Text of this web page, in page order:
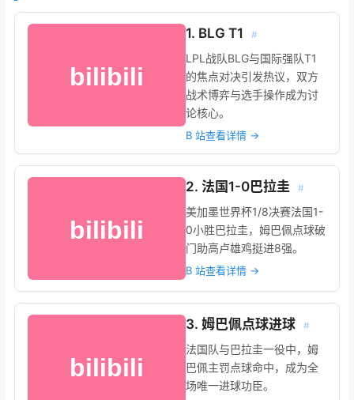
1. BLG T1 #
LPL战队BLG与国际强队T1
的焦点对决引发热议，双方
战术博弈与选手操作成为讨
论核心。
B 站查看详情 →
2. 法国1-0巴拉圭 #
美加墨世界杯1/8决赛法国1-
0小胜巴拉圭，姆巴佩点球破
门助高卢雄鸡挺进8强。
B 站查看详情 →
3. 姆巴佩点球进球 #
法国队与巴拉圭一役中，姆
巴佩主罚点球命中，成为全
场唯一进球功臣。